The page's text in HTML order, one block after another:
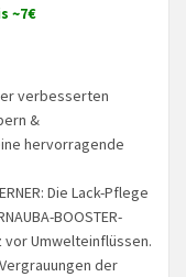
~7€
der verbesserten
&
hervorragende
Die Lack-Pflege
BOOSTER-
Umwelteinflüssen.
der